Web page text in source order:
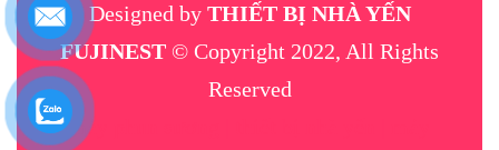
Designed by THIẾT BỊ NHÀ YẾN
FUJINEST © Copyright 2022, All Rights
Reserved
máy phun sương